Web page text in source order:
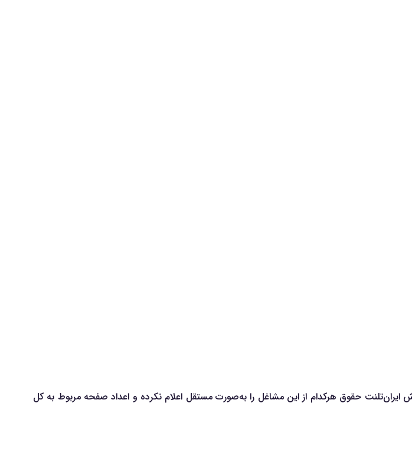
حقوق هرکدام از این مشاغل را به‌صورت مستقل اعلام نکرده و اعداد صفحه مربوط به کل